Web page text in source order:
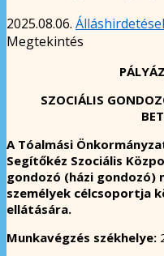
2025.08.06.
Megtekintés
SZOCIÁLIS
A Tóalmási
Segítőkéz Szociális
gondozó (házi gondozó)
személyek célcsoportja
ellátására.
Munkavégzés székhelye: